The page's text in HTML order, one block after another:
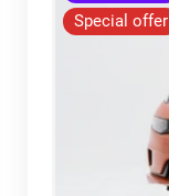
Special offer